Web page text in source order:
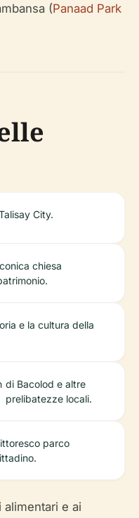
(Panaad Park
City.
chiesa
e la cultura della
di Bacolod e altre
prelibatezze locali.
parco
e ai